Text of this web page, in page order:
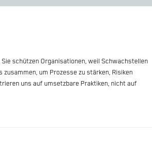
schützen Organisationen, weil Schwachstellen
um Prozesse zu stärken, Risiken
uns auf umsetzbare Praktiken, nicht auf